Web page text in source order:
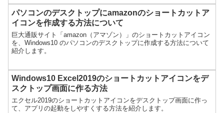
パソコンのデスクトップにamazonのショートカットア
イコンを作成する方法について
巨大通販サイト「amazon（アマゾン）」のショートカットアイコン
を、Windows10 のパソコンのデスクトップに作成する方法について
紹介します。
Windows10 Excel2019のショートカットアイコンをデ
スクトップ画面に作る方法
エクセル2019のショートカットアイコンをデスクトップ画面に作っ
て、アプリの起動をしやすくする方法を紹介します。